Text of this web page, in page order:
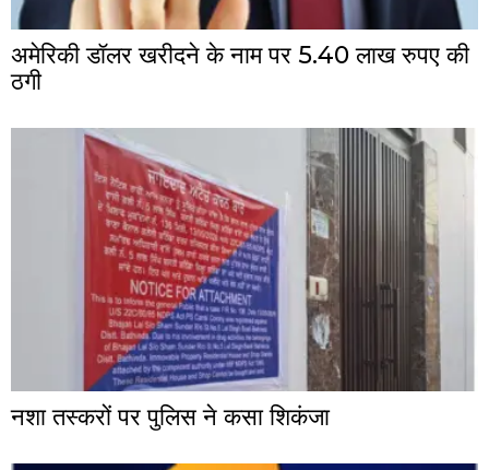
अमेरिकी डॉलर खरीदने के नाम पर 5.40 लाख रुपए की
ठगी
नशा तस्करों पर पुलिस ने कसा शिकंजा